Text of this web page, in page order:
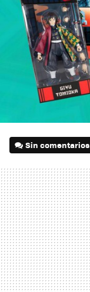
Sin comentarios